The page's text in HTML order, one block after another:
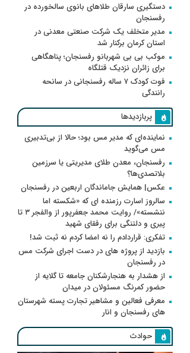
دستگیری سارقان طلاهای بانوی سالخورده در
رفسنجان
مدیر متخلف یک شرکت صنعتی معدنی در
استان کرمان برکنار شد
موکب بی بی شهربانو رفسنجان؛ پناهگاهی
برای زائران نزدیک قتلگاه
فوت کودک ۷ ساله رفسنجانی در سانحه
رانندگی
پربازدیدها
نماینده‌ای که مدیر مس بود؛ حالا از بی‌تدبیری
مس می‌گوید
رفسنجان، معدن طلای مدیریتی یا سرزمین
بلاتصدی‌ها؟
عکس| همایش جاماندگان اربعین در رفسنجان
سالروز اسارت رزمنده ای که «شکسته اما
ننشسته»/ روایت محمد جعفرپور از والفجر ۳ تا
پیری و دلتنگی برای رفقای شهید
تفکری: قراردادم را نه امضا کردم نه ثبت شد!
بازدید از پروژه های در دست اجرای شرکت مس
در رفسنجان
از هشدار به هنجارشکنان جامعه تا گلایه از
حضور کمرنگ مسئولان در میدان
معرفی فعالین و مشاهیر تجارت پسته شهرستان
های رفسنجان و انار
حوادث